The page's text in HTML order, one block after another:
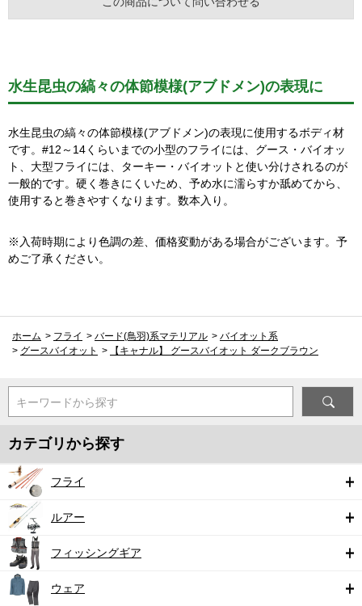
水生昆虫の縞々の体節模様(アブドメン)の表現に
水生昆虫の縞々の体節模様(アブドメン)の表現に使用するボディ材
です。#12～14くらいまでの小型のフライには、グース・バイオッ
ト、大型フライには、ターキー・バイオットと使い分けされるのが
一般的です。硬く巻きにくいため、予め水に濡らすか舐めてから、
使用すると巻きやすくなります。数本入り。
※入荷時期により色調の差、価格変動がある場合がございます。予
めご了承ください。
ホーム > フライ > バード(鳥羽)系マテリアル > バイオット系
> グースバイオット > 【キャナル】 グースバイオット ダークブラウン
キーワードから探す
カテゴリから探す
フライ
ルアー
フィッシングギア
ウェア